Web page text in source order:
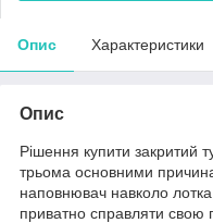
Опис Характеристики
Опис
Рішення купити закритий
трьома основними
наповнювач навколо
приватно справляти свою